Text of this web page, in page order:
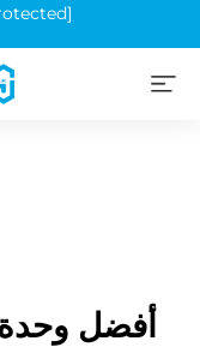
أفضل وحدة